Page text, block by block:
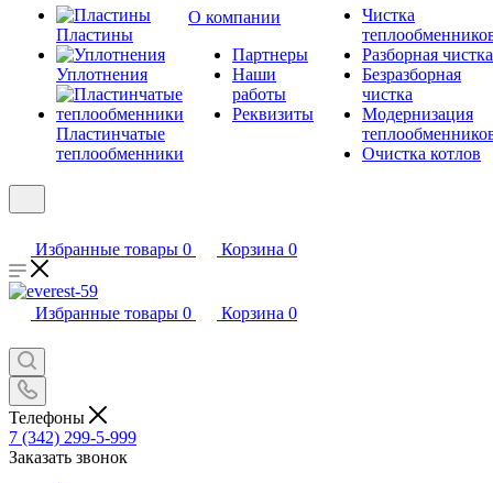
Пластины
Уплотнения
Пластинчатые
теплообменники
О компании
Партнеры
Наши
работы
Реквизиты
Чистка
Разборная чистка
Безразборная
чистка
Модернизация
Очистка котлов
Избранные товары 0 Корзина 0
Избранные товары 0 Корзина 0
Телефоны
7 (342) 299-5-999
Заказать звонок